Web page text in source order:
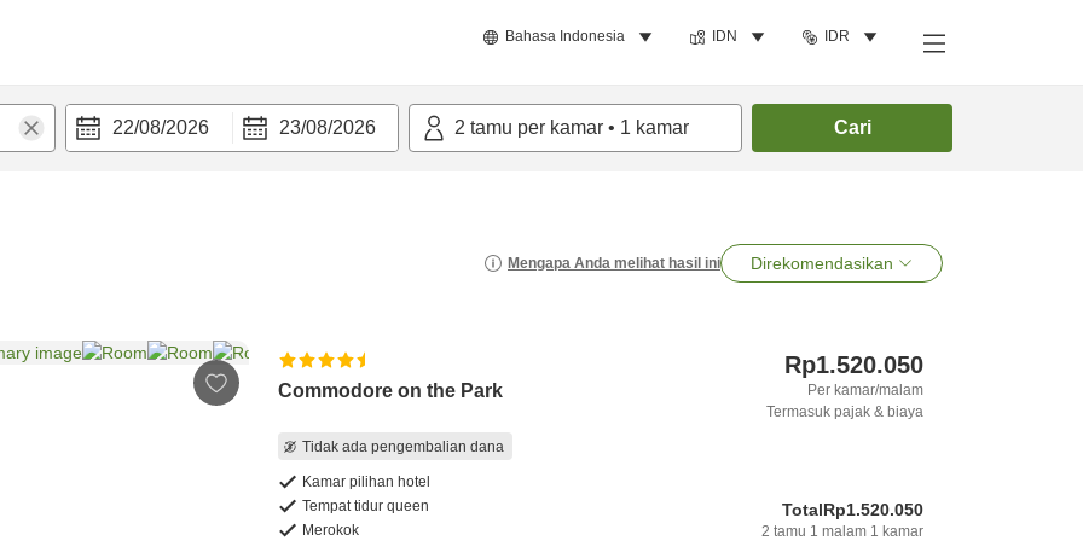
Bahasa Indonesia IDN IDR
22/08/2026 23/08/2026 2 tamu per kamar • 1 kamar Cari
Mengapa Anda melihat hasil ini Direkomendasikan
Commodore on the Park
Tidak ada pengembalian dana
Kamar pilihan hotel
Tempat tidur queen
Merokok
Rp1.520.050
Per kamar/malam
Termasuk pajak & biaya
TotalRp1.520.050
2 tamu 1 malam 1 kamar